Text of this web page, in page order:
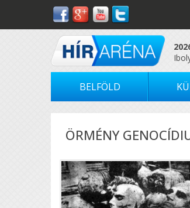
BELFÖLD
ÖRMÉNY